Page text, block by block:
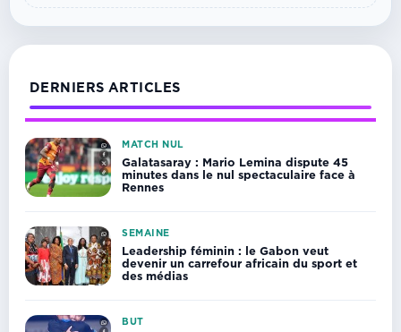
DERNIERS ARTICLES
MATCH NUL
Galatasaray : Mario Lemina dispute 45
minutes dans le nul spectaculaire face à
Rennes
SEMAINE
Leadership féminin : le Gabon veut
devenir un carrefour africain du sport et
des médias
BUT